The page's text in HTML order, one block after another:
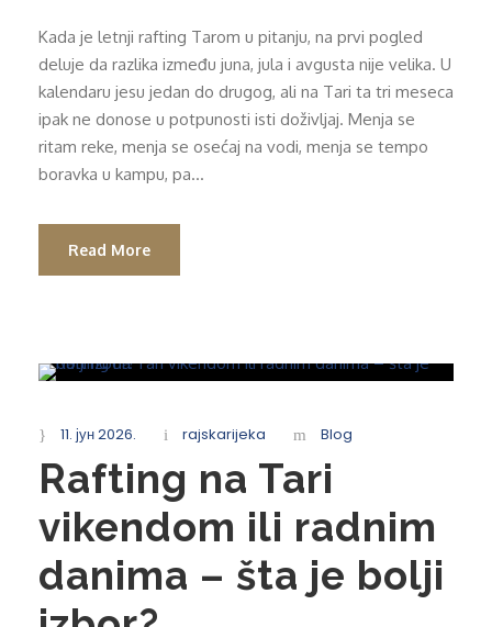
Kada je letnji rafting Tarom u pitanju, na prvi pogled
deluje da razlika između juna, jula i avgusta nije velika. U
kalendaru jesu jedan do drugog, ali na Tari ta tri meseca
ipak ne donose u potpunosti isti doživljaj. Menja se
ritam reke, menja se osećaj na vodi, menja se tempo
boravka u kampu, pa...
Read More
11. јун 2026. rajskarijeka Blog
Rafting na Tari
vikendom ili radnim
danima – šta je bolji